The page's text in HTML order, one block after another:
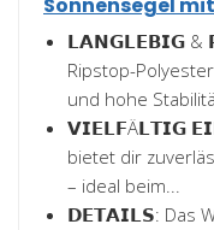
𝗟𝗔𝗡𝗚𝗟𝗘𝗕𝗜𝗚 &
Ripstop-
und hohe
𝗩𝗜𝗘𝗟𝗙Ä𝗟𝗧𝗜𝗚
bietet dir
– ideal beim...
𝗗𝗘𝗧𝗔𝗜𝗟𝗦: Das